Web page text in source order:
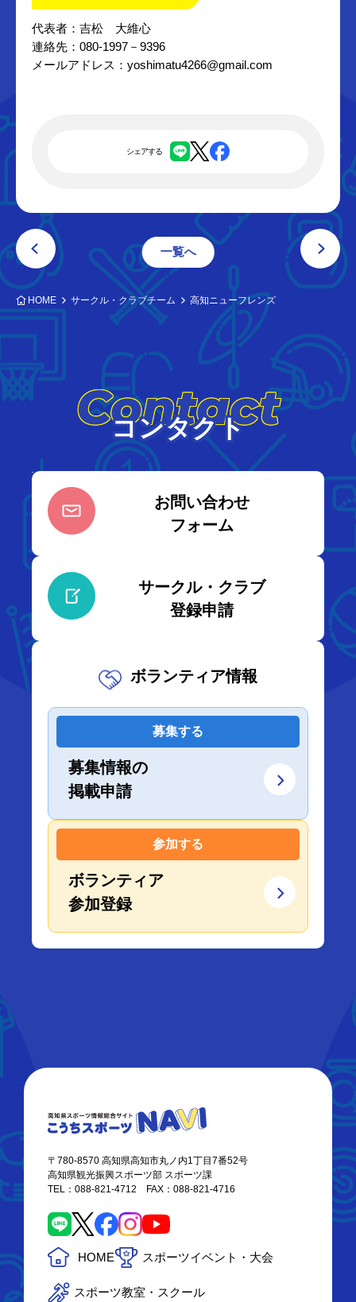
代表者：吉松 大維心
連絡先：080-1997－9396
メールアドレス：yoshimatu4266@gmail.com
シェアする
一覧へ
HOME サークル・クラブチーム 高知ニューフレンズ
Contact
コンタクト
お問い合わせ
フォーム
サークル・クラブ
登録申請
ボランティア情報
募集する
募集情報の
掲載申請
参加する
ボランティア
参加登録
〒780-8570 高知県高知市丸ノ内1丁目7番52号
高知県観光振興スポーツ部 スポーツ課
TEL：088-821-4712 FAX：088-821-4716
HOME スポーツイベント・大会
スポーツ教室・スクール